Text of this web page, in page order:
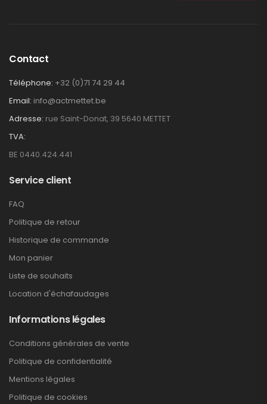
Contact
Téléphone: +32 (0)71 74 29 44
Email: info@actmettet.be
Adresse: rue Saint-Donat, 39 5640 METTET
TVA:
BE 0440.424.441
Service client
FAQ
Politique de retour
Historique de commande
Mon panier
Liste de souhaits
Location d'échafaudages
Informations légales
Conditions générales de vente
Politique de confidentialité
Mentions légales
Politique de cookies